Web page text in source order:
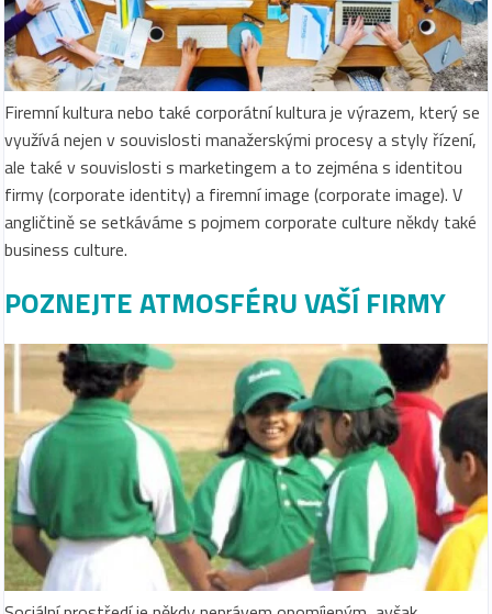
Firemní kultura nebo také corporátní kultura je výrazem, který se
využívá nejen v souvislosti manažerskými procesy a styly řízení,
ale také v souvislosti s marketingem a to zejména s identitou
firmy (corporate identity) a firemní image (corporate image). V
angličtině se setkáváme s pojmem corporate culture někdy také
business culture.
POZNEJTE ATMOSFÉRU VAŠÍ FIRMY